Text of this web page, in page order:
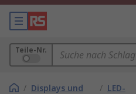
Teile-Nr.
/ Displays und
/ LED-